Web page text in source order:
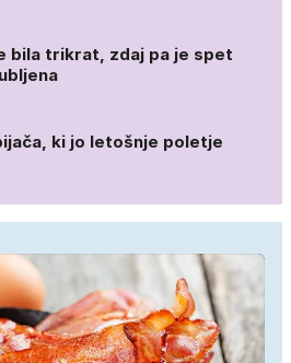
bila trikrat, zdaj pa je spet
ki jo letošnje poletje